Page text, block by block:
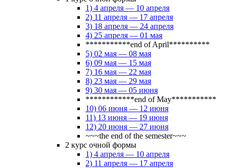
1) 4 апреля — 10 апреля
2) 11 апреля — 17 апреля
3) 18 апреля — 24 апреля
4) 25 апреля — 01 мая
***********end of April**********
5) 02 мая — 08 мая
6) 09 мая — 15 мая
7) 16 мая — 22 мая
8) 23 мая — 29 мая
9) 30 мая — 05 июня
************end of May***********
10) 06 июня — 12 июня
11) 13 июня — 19 июня
12) 20 июня — 27 июня
~~~the end of the semester~~~
2 курс очной формы
1) 4 апреля — 10 апреля
2) 11 апреля — 17 апреля